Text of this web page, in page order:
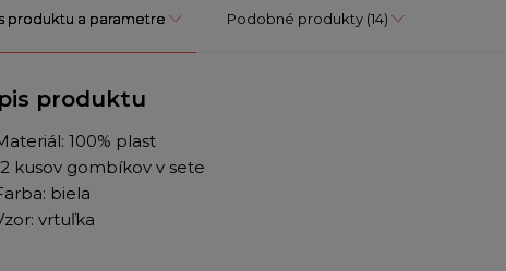
produktu a parametre Podobné produkty (14)
produktu
100% plast
kusov gombíkov v sete
biela
vrtuľka